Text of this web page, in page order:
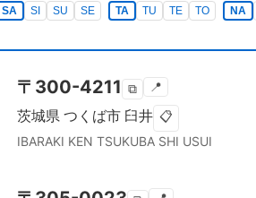
SA SI SU SE TA TU TE TO NA
〒 300-4211 ⧉ 📍
茨城県 つくば市 臼井 📋
IBARAKI KEN TSUKUBA SHI USUI